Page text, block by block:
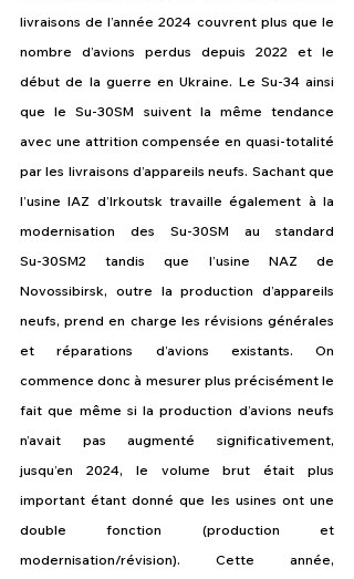
livraisons de l’année 2024 couvrent plus que le
nombre d’avions perdus depuis 2022 et le
début de la guerre en Ukraine. Le Su‑34 ainsi
que le Su‑30SM suivent la même tendance
avec une attrition compensée en quasi-totalité
par les livraisons d’appareils neufs. Sachant que
l’usine IAZ d’Irkoutsk travaille également à la
modernisation des Su‑30SM au standard
Su‑30SM2 tandis que l’usine NAZ de
Novossibirsk, outre la production d’appareils
neufs, prend en charge les révisions générales
et réparations d’avions existants. On
commence donc à mesurer plus précisément le
fait que même si la production d’avions neufs
n’avait pas augmenté significativement,
jusqu’en 2024, le volume brut était plus
important étant donné que les usines ont une
double fonction (production et
modernisation/révision). Cette année,